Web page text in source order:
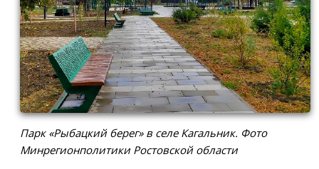
Парк «Рыбацкий берег» в селе Кагальник. Фото
Минрегионполитики Ростовской области